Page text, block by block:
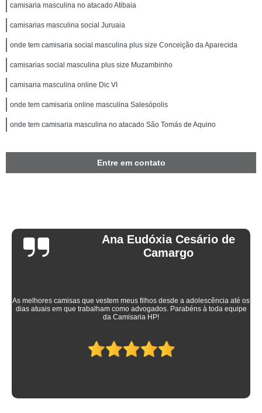
camisaria masculina no atacado Atibaia
camisarias masculina social Juruaia
onde tem camisaria social masculina plus size Conceição da Aparecida
camisarias social masculina plus size Muzambinho
camisaria masculina online Dic VI
onde tem camisaria online masculina Salesópolis
onde tem camisaria masculina no atacado São Tomás de Aquino
Entre em contato
Ana Eudóxia Cesário de
Camargo
As melhores camisas que vestem meus filhos desde a adolescência até os
dias atuais em que trabalham como advogados. Parabéns à toda equipe
da Camisaria HP!